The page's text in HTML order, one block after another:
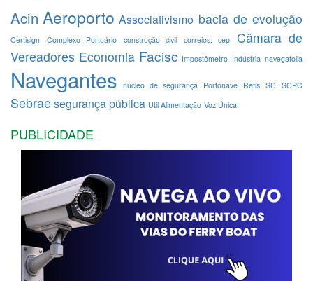
Acin Aeroporto Associativismo bacia de evolução
Certisign Complexo Portuário construção civil correios; cep
Câmara de
Vereadores Economia Facisc Impostômetro Indústria navegafolia
Navegantes núcleo de segurança Portonave Refis SC SCPC
Sebrae segurança pública Util Alimentação Voz Única
PUBLICIDADE